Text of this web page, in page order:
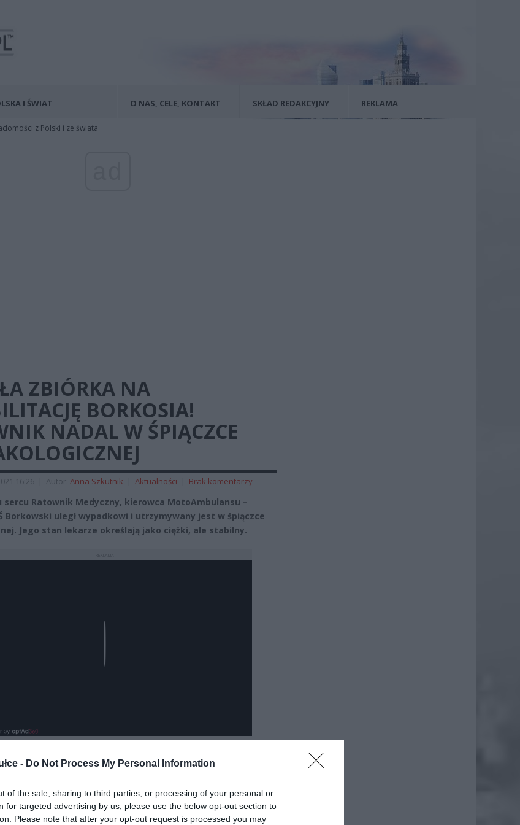
- Do Not Process My Personal Information
of the sale, sharing to third parties, or processing of your personal or
for targeted advertising by us, please use the below opt-out section to
Please note that after your opt-out request is processed you may
I ŚWIAT
z Polski i ze świata
O NAS, CELE, KONTAKT SKŁAD REDAKCYJNY REKLAMA
ZBIÓRKA NA
BORKOSIA!
NADAL W ŚPIĄCZCE
16:26 | Autor: Anna Szkutnik | Aktualności | Brak komentarzy
sercu Ratownik Medyczny, kierowca MotoAmbulansu –
Borkowski uległ wypadkowi i utrzymywany jest w śpiączce
Jego stan lekarze określają jako ciężki, ale stabilny.